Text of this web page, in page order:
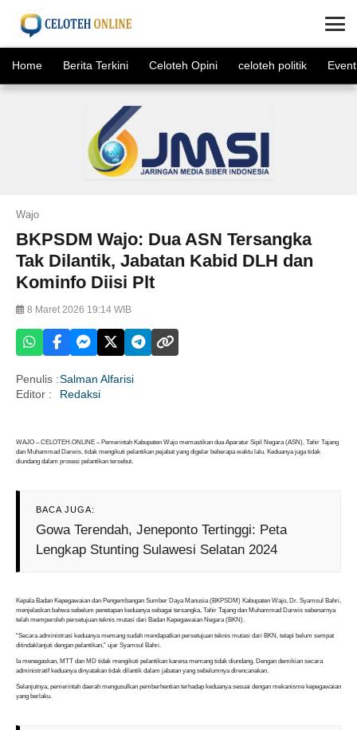
Home Berita Terkini Celoteh Opini celoteh politik Event
Wajo
BKPSDM Wajo: Dua ASN Tersangka
Tak Dilantik, Jabatan Kabid DLH dan
Kominfo Diisi Plt
8 Maret 2026 19:14 WIB
Penulis :Salman Alfarisi
Editor :
Redaksi
WAJO – CELOTEH.ONLINE – Pemerintah Kabupaten Wajo memastikan dua Aparatur Sipil Negara (ASN), Tahir Tajang
dan Muhammad Darwis, tidak mengikuti pelantikan pejabat yang digelar beberapa waktu lalu. Keduanya juga tidak
diundang dalam prosesi pelantikan tersebut.
BACA JUGA:
Gowa Terendah, Jeneponto Tertinggi: Peta
Lengkap Stunting Sulawesi Selatan 2024
Kepala Badan Kepegawaian dan Pengembangan Sumber Daya Manusia (BKPSDM) Kabupaten Wajo, Dr. Syamsul Bahri,
menjelaskan bahwa sebelum penetapan keduanya sebagai tersangka, Tahir Tajang dan Muhammad Darwis sebenarnya
telah memperoleh persetujuan teknis mutasi dari Badan Kepegawaian Negara (BKN).
“Secara administrasi keduanya memang sudah mendapatkan persetujuan teknis mutasi dari BKN, tetapi belum sempat
ditindaklanjuti dengan pelantikan,” ujar Syamsul Bahri.
Ia menegaskan, MTT dan MD tidak mengikuti pelantikan karena memang tidak diundang. Dengan demikian secara
administratif keduanya dinyatakan tidak dilantik dalam jabatan yang sebelumnya direncanakan.
Selanjutnya, pemerintah daerah mengusulkan pemberhentian terhadap keduanya sesuai dengan mekanisme kepegawaian
yang berlaku.